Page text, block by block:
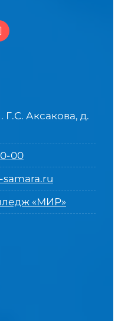
Г.С. Аксакова, д.
00
«МИР»